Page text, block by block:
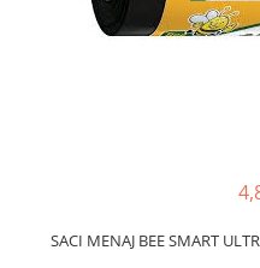
Pahare și accesorii
Servețele umede
SACI MENAJ BEE SMART